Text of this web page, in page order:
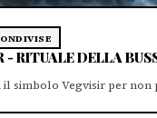
- RITUALE DELLA
il simbolo Vegvisir per non